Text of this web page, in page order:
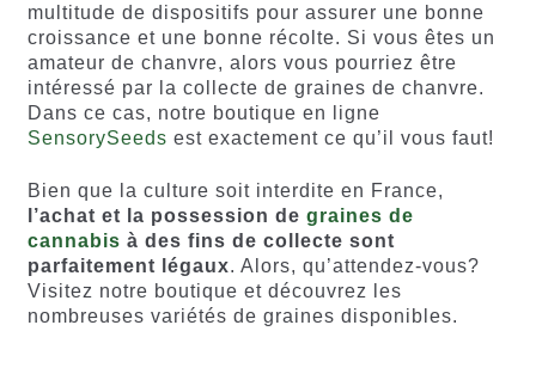
multitude de dispositifs pour assurer une bonne
croissance et une bonne récolte. Si vous êtes un
amateur de chanvre, alors vous pourriez être
intéressé par la collecte de graines de chanvre.
Dans ce cas, notre boutique en ligne
SensorySeeds est exactement ce qu’il vous faut!
Bien que la culture soit interdite en France,
l’achat et la possession de graines de
cannabis à des fins de collecte sont
parfaitement légaux. Alors, qu’attendez-vous?
Visitez notre boutique et découvrez les
nombreuses variétés de graines disponibles.